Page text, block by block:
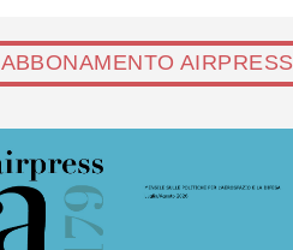
ABBONAMENTO AIRPRESS